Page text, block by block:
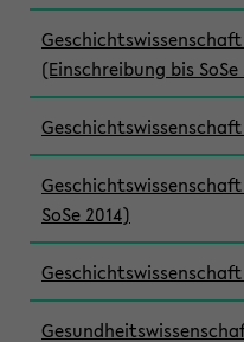
(Einschreibung bis SoSe
SoSe 2014)